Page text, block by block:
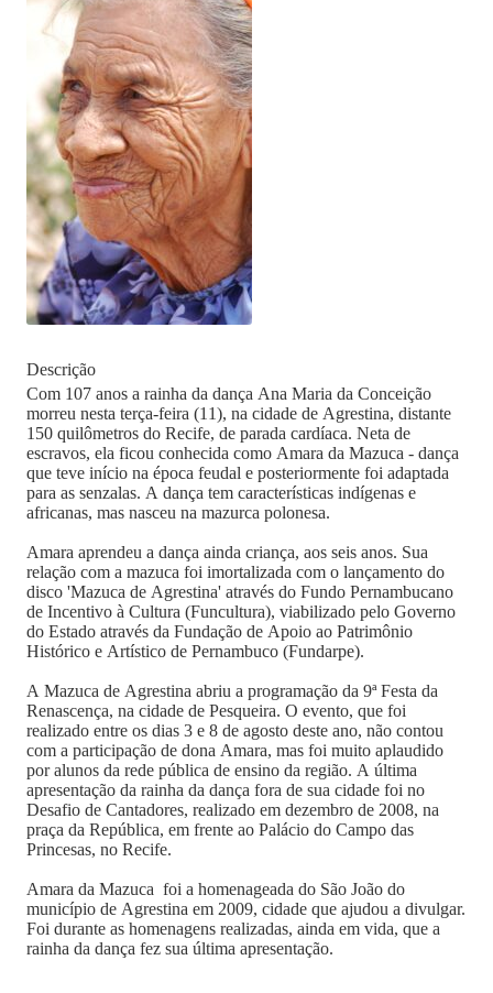
Descrição
Com 107 anos a rainha da dança Ana Maria da Conceição
morreu nesta terça-feira (11), na cidade de Agrestina, distante
150 quilômetros do Recife, de parada cardíaca. Neta de
escravos, ela ficou conhecida como Amara da Mazuca - dança
que teve início na época feudal e posteriormente foi adaptada
para as senzalas. A dança tem características indígenas e
africanas, mas nasceu na mazurca polonesa.
Amara aprendeu a dança ainda criança, aos seis anos. Sua
relação com a mazuca foi imortalizada com o lançamento do
disco 'Mazuca de Agrestina' através do Fundo Pernambucano
de Incentivo à Cultura (Funcultura), viabilizado pelo Governo
do Estado através da Fundação de Apoio ao Patrimônio
Histórico e Artístico de Pernambuco (Fundarpe).
A Mazuca de Agrestina abriu a programação da 9ª Festa da
Renascença, na cidade de Pesqueira. O evento, que foi
realizado entre os dias 3 e 8 de agosto deste ano, não contou
com a participação de dona Amara, mas foi muito aplaudido
por alunos da rede pública de ensino da região. A última
apresentação da rainha da dança fora de sua cidade foi no
Desafio de Cantadores, realizado em dezembro de 2008, na
praça da República, em frente ao Palácio do Campo das
Princesas, no Recife.
Amara da Mazuca foi a homenageada do São João do
município de Agrestina em 2009, cidade que ajudou a divulgar.
Foi durante as homenagens realizadas, ainda em vida, que a
rainha da dança fez sua última apresentação.